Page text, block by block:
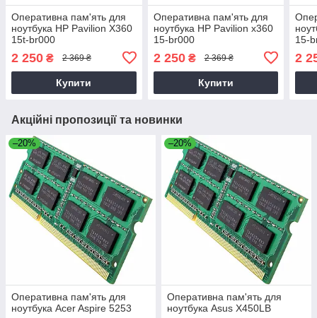
Оперативна пам'ять для
ноутбука HP Pavilion X360
15t-br000
2 250 ₴ 2 369 ₴
Купити
Оперативна пам'ять для
ноутбука HP Pavilion x360
15-br000
2 250₴ 2 369 ₴
Купити
15-
2
Акційні пропозиції та новинки
–20%
Оперативна пам'ять для
ноутбука Acer Aspire 5253
–20%
Оперативна пам'ять для
ноутбука Asus X450LB